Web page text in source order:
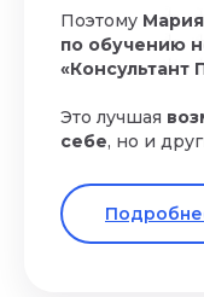
Поэтому
по обучению
«Консультант
Это лучшая
себе, но и